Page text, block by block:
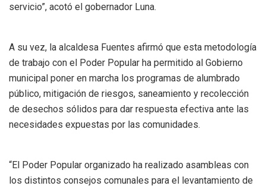
servicio”, acotó el gobernador Luna.
A su vez, la alcaldesa Fuentes afirmó que esta metodología
de trabajo con el Poder Popular ha permitido al Gobierno
municipal poner en marcha los programas de alumbrado
público, mitigación de riesgos, saneamiento y recolección
de desechos sólidos para dar respuesta efectiva ante las
necesidades expuestas por las comunidades.
“El Poder Popular organizado ha realizado asambleas con
los distintos consejos comunales para el levantamiento de